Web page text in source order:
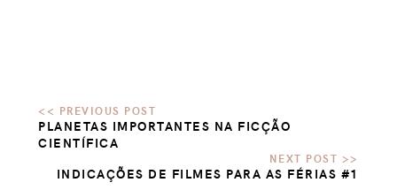
PLANETAS IMPORTANTES NA FICÇÃO
CIENTÍFICA
INDICAÇÕES DE FILMES PARA AS FÉRIAS #1